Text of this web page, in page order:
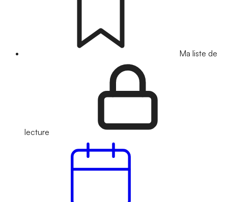
Ma liste de
lecture